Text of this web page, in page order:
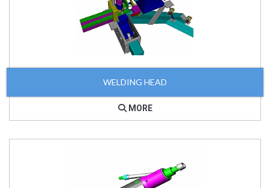
WELDING HEAD
MORE